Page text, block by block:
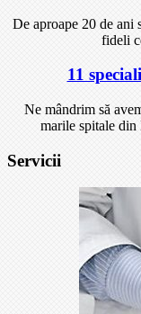
De aproape 20 de ani
fideli
11
Ne mândrim să
marile spitale din
Servicii